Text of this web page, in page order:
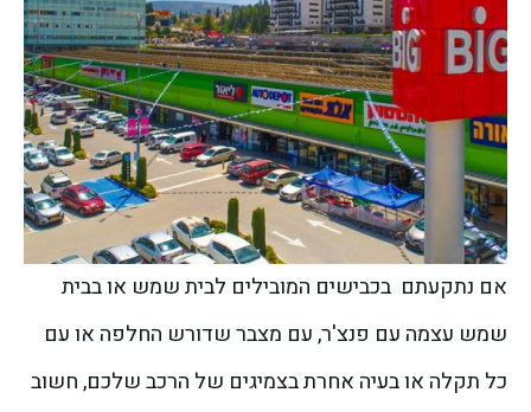
אם נתקעתם בכבישים המובילים לבית שמש או בבית
שמש עצמה עם פנצ'ר, עם מצבר שדורש החלפה או עם
כל תקלה או בעיה אחרת בצמיגים של הרכב שלכם, חשוב